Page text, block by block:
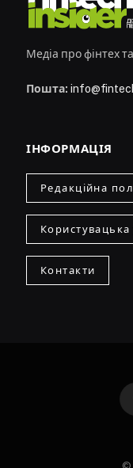
Медіа про фінтех
Пошта:
ІНФОРМАЦІЯ
Редакційна
Користувацька
Контакти
©